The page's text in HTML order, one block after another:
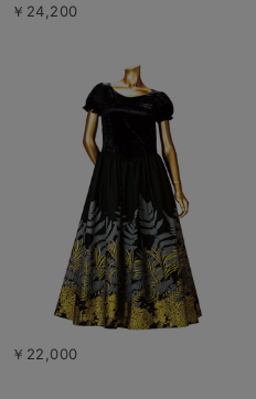
￥24,200
￥22,000